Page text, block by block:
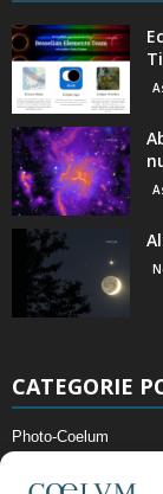
CATEGORIE
Photo-Coelum